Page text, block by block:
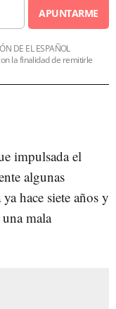
APUNTARME
DE EL ESPAÑOL
la finalidad de remitirle
impulsada el
algunas
hace siete años y
mala